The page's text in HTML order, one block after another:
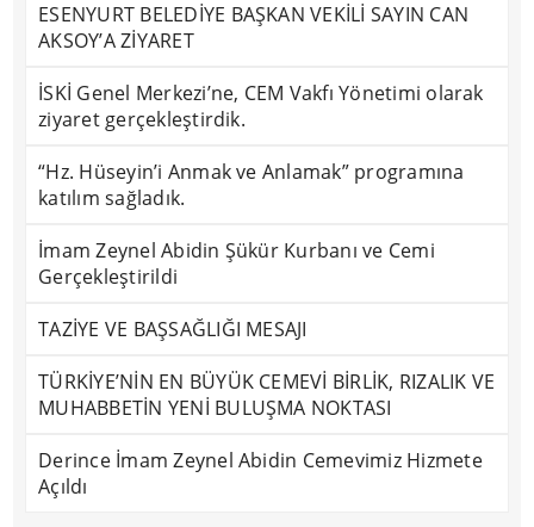
ESENYURT BELEDİYE BAŞKAN VEKİLİ SAYIN CAN
AKSOY’A ZİYARET
İSKİ Genel Merkezi’ne, CEM Vakfı Yönetimi olarak
ziyaret gerçekleştirdik.
“Hz. Hüseyin’i Anmak ve Anlamak” programına
katılım sağladık.
İmam Zeynel Abidin Şükür Kurbanı ve Cemi
Gerçekleştirildi
TAZİYE VE BAŞSAĞLIĞI MESAJI
TÜRKİYE’NİN EN BÜYÜK CEMEVİ BİRLİK, RIZALIK VE
MUHABBETİN YENİ BULUŞMA NOKTASI
Derince İmam Zeynel Abidin Cemevimiz Hizmete
Açıldı